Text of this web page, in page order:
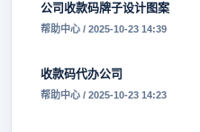
公司收款码牌子设计图案
帮助中心 / 2025-10-23 14:39
收款码代办公司
帮助中心 / 2025-10-23 14:23